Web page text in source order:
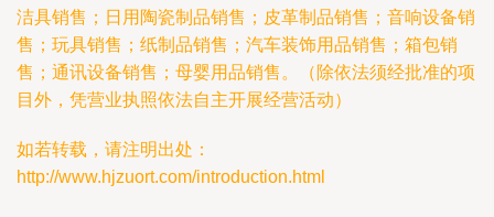
洁具销售；日用陶瓷制品销售；皮革制品销售；音响设备销
售；玩具销售；纸制品销售；汽车装饰用品销售；箱包销
售；通讯设备销售；母婴用品销售。（除依法须经批准的项
目外，凭营业执照依法自主开展经营活动）
如若转载，请注明出处：
http://www.hjzuort.com/introduction.html